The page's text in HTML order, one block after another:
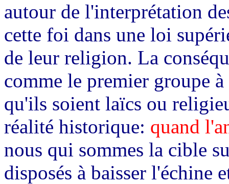
autour de l'interprétation
cette foi dans une loi
de leur religion. La
comme le premier groupe
qu'ils soient laïcs ou
réalité historique: quand
nous qui sommes la cible
disposés à baisser l'échine